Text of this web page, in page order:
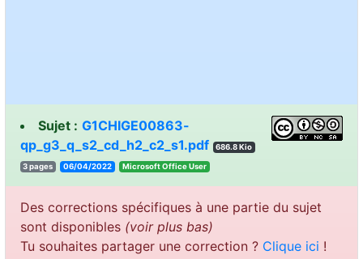
Sujet : G1CHIGE00863-
qp_g3_q_s2_cd_h2_c2_s1.pdf
686.8 Kio
3 pages 06/04/2022 resU eciffO tfosorciM
Des corrections spécifiques à une partie du sujet
sont disponibles (voir plus bas)
Tu souhaites partager une correction ? Clique ici !